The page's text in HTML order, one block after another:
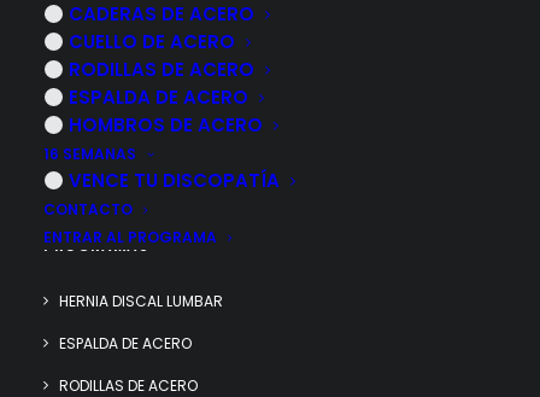
CADERAS DE ACERO
CUELLO DE ACERO
RODILLAS DE ACERO
ESPALDA DE ACERO
HOMBROS DE ACERO
16 SEMANAS
VENCE TU DISCOPATÍA
CONTACTO
ENTRAR AL PROGRAMA
PROGRAMAS
HERNIA DISCAL LUMBAR
ESPALDA DE ACERO
RODILLAS DE ACERO